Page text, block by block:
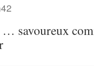
… savoureux